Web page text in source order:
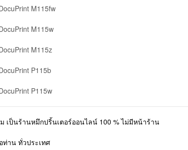
M115fw
M115w
M115z
P115b
P115w
เป็นร้านหมึกปริ้นเตอร์ออนไลน์ 100 % ไม่มีหน้าร้าน
ท่าน ทั่วประเทศ